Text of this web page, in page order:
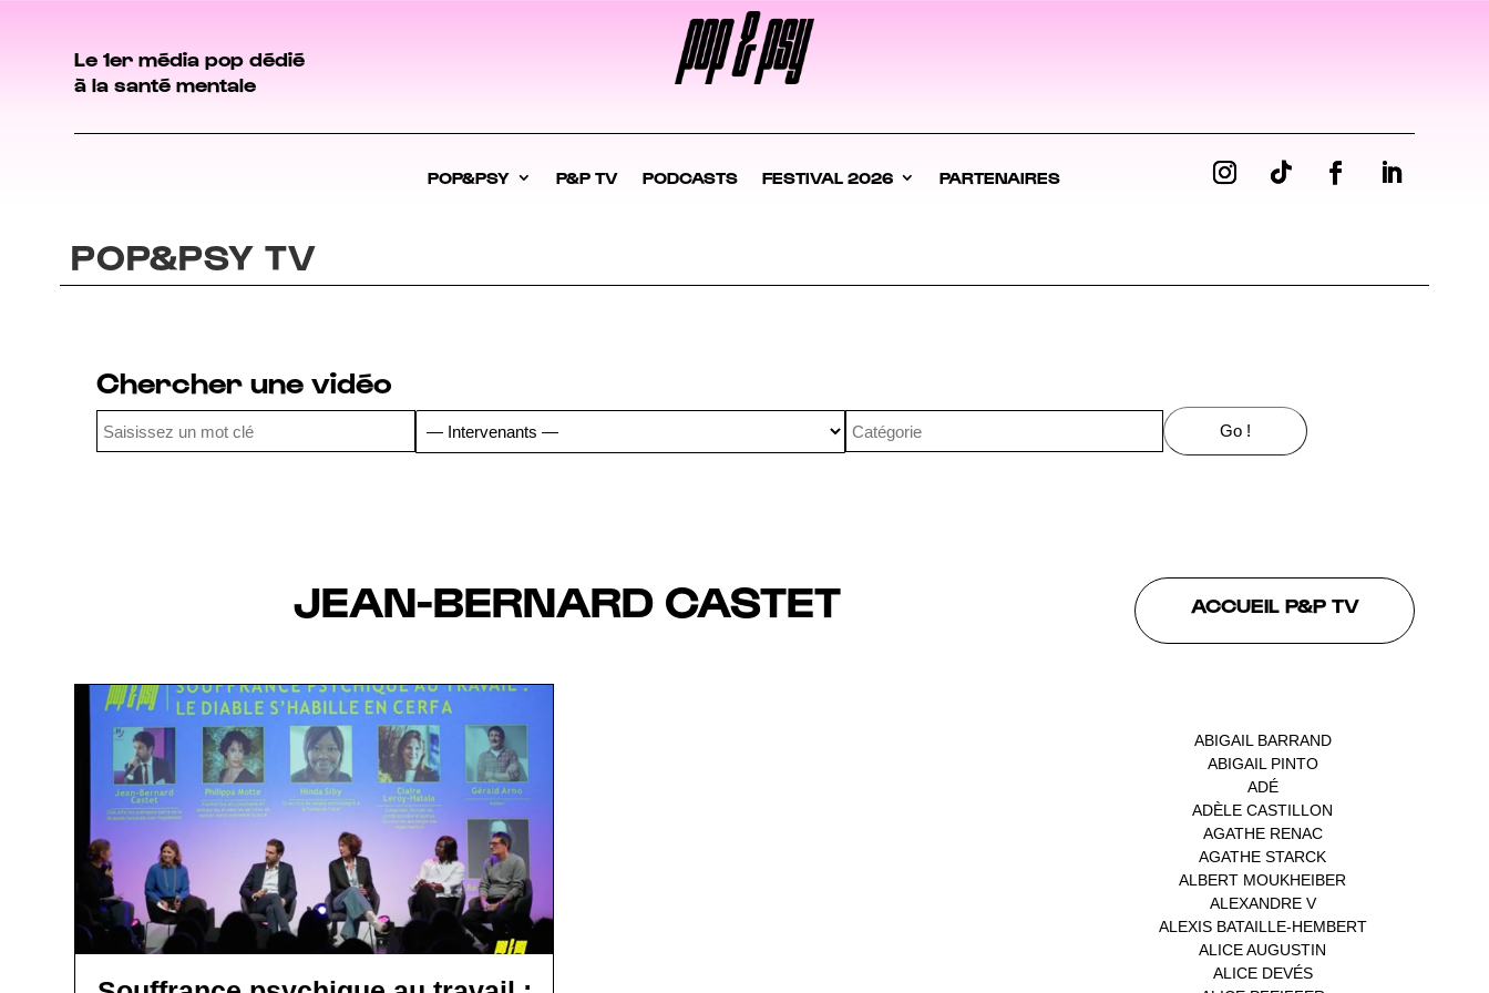
Le 1er média pop dédié
à la santé mentale
POP&PSY P&P TV PODCASTS FESTIVAL 2026 PARTENAIRES
POP&PSY TV
Chercher une vidéo
JEAN-BERNARD CASTET ACCUEIL P&P TV
ABIGAIL BARRAND(1)
ABIGAIL PINTO(1)
ADÉ(1)
ADÈLE CASTILLON
AGATHE RENAC(1)
AGATHE STARCK
ALBERT MOUKHEIBER
ALEXANDRE V(1)
ALEXIS BATAILLE-HEMBERT(1)
ALICE AUGUSTIN
ALICE DEVÉS(1)